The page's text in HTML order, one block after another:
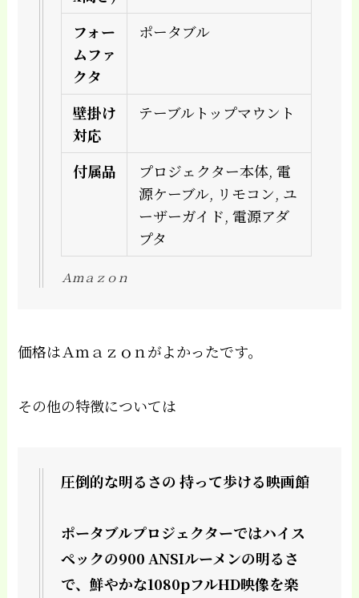
フォー
ムファ
クタ
ポータブル
壁掛け
対応
テーブルトップマウント
付属品
プロジェクター本体, 電
源ケーブル, リモコン, ユ
ーザーガイド, 電源アダ
プタ
Ａｍａｚｏｎ
価格はＡｍａｚｏｎがよかったです。
その他の特徴については
圧倒的な明るさの 持って歩ける映画館
ポータブルプロジェクターではハイス
ペックの900 ANSIルーメンの明るさ
で、鮮やかな1080pフルHD映像を楽